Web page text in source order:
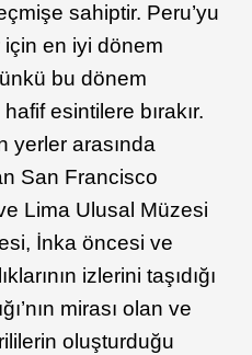
sahiptir. Peru’yu
en iyi dönem
bu dönem
esintilere bırakır.
yerler arasında
San Francisco
Lima Ulusal Müzesi
İnka öncesi ve
izlerini taşıdığı
mirası olan ve
oluşturduğu